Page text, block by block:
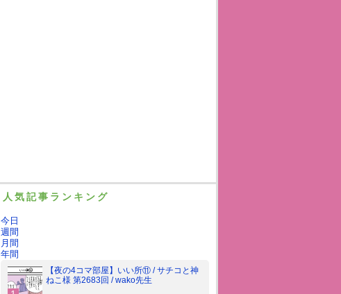
人気記事ランキング
今日
週間
月間
年間
【夜の4コマ部屋】いい所⑪ / サチコと神
ねこ様 第2683回 / wako先生